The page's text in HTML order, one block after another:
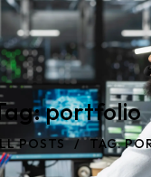
portfolio
POSTS TAG: